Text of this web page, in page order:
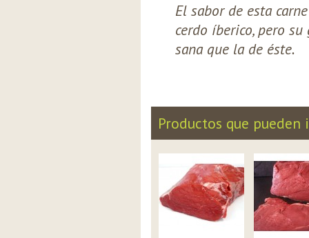
El sabor de esta
cerdo íberico, pero
sana que la de éste.
Productos que